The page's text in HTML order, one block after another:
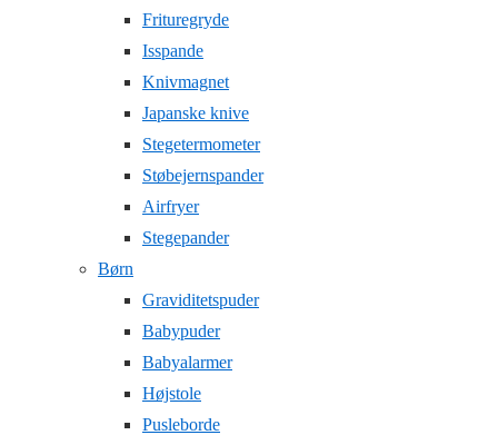
Frituregryde
Isspande
Knivmagnet
Japanske knive
Stegetermometer
Støbejernspander
Airfryer
Stegepander
Børn
Graviditetspuder
Babypuder
Babyalarmer
Højstole
Pusleborde